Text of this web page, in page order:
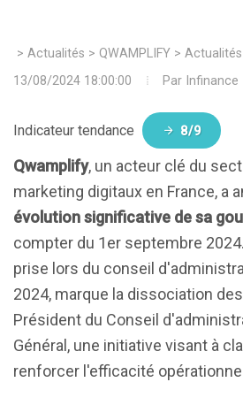
> Actualités > QWAMPLIFY > Actualités
13/08/2024 18:00:00
Par Infinance
Indicateur tendance 8/9
Qwamplify, un acteur clé du
marketing digitaux en France, a
évolution significative de sa
compter du 1er septembre
prise lors du conseil
2024, marque la dissociation
Président du Conseil
Général, une initiative visant à
renforcer l'efficacité